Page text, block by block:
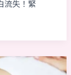
流失！緊